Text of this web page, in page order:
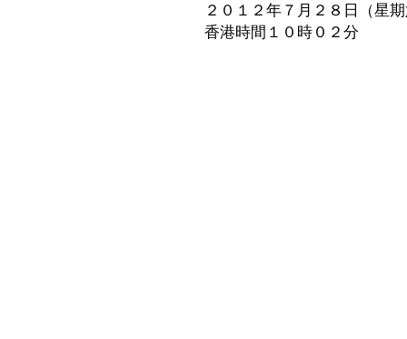
２０１２年７月２８日（星
香港時間１０時０２分